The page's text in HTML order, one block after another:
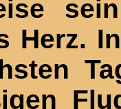
Herz.